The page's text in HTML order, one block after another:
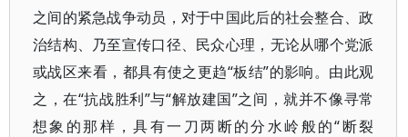
之间的紧急战争动员，对于中国此后的社会整合、政
治结构、乃至宣传口径、民众心理，无论从哪个党派
或战区来看，都具有使之更趋“板结”的影响。由此观
之，在“抗战胜利”与“解放建国”之间，就并不像寻常
想象的那样，具有一刀两断的分水岭般的“断裂